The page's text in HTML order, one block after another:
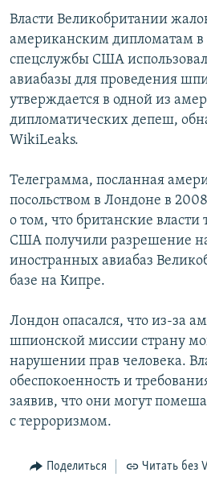
поиску
СЕВЕР.РЕАЛИИ
СИБИРЬ.РЕАЛИИ
РАСПИСАНИЕ ВЕЩАНИЯ
ПОДПИШИТЕСЬ НА РАССЫЛКУ
Все сайты РСЕ/РС
Власти Великобритании
американским дипломатам в
спецслужбы США
авиабазы для проведения
утверждается в одной из
дипломатических депеш,
WikiLeaks.
Телеграмма, посланная
посольством в Лондоне в 2008
о том, что британские власти
США получили разрешение
иностранных авиабаз
базе на Кипре.
Лондон опасался, что из-за
шпионской миссии страну
нарушении прав человека.
обеспокоенность и
заявив, что они могут
с терроризмом.
Поделиться Читать без